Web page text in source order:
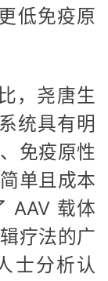
低免疫原
，尧唐生
统具有明
免疫原性
单且成本
AAV 载体
疗法的广
士分析认